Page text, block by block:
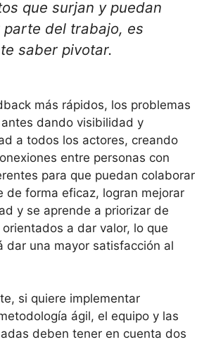
que surjan y puedan
parte del trabajo, es
saber pivotar.
más rápidos, los problemas
dando visibilidad y
a todos los actores, creando
entre personas con
para que puedan colaborar
de forma eficaz, logran mejorar
y se aprende a priorizar de
a dar valor, lo que
dar una mayor satisfacción al
si quiere implementar
ágil, el equipo y las
deben tener en cuenta dos